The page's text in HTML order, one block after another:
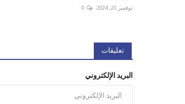
نوفمبر 23, 2024 0
تعليقات
البريد الإلكتروني